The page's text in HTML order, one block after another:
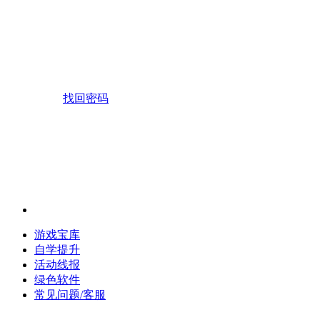
找回密码
游戏宝库
自学提升
活动线报
绿色软件
常见问题/客服